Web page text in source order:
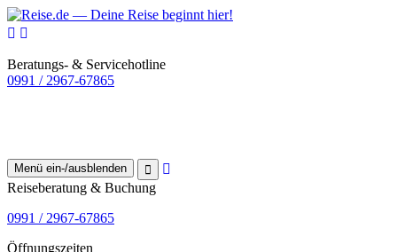
Beratungs- & Servicehotline
0991 / 2967-67865
Menü ein-/ausblenden
Reiseberatung & Buchung
0991 / 2967-67865
Öffnungszeiten